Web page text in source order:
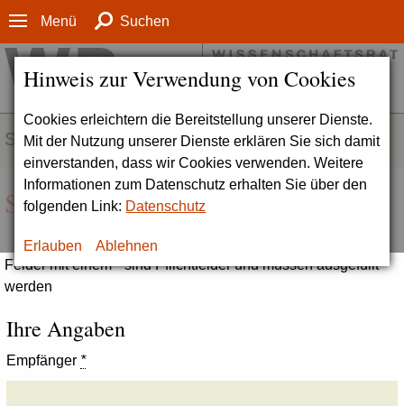
Hinweis zur Verwendung von Cookies
Cookies erleichtern die Bereitstellung unserer Dienste.
Mit der Nutzung unserer Dienste erklären Sie sich damit
einverstanden, dass wir Cookies verwenden. Weitere
Informationen zum Datenschutz erhalten Sie über den
folgenden Link: Datenschutz
Erlauben Ablehnen
Menü Suchen
SERVICE
Seite empfehlen
Felder mit einem * sind Pflichtfelder und müssen ausgefüllt
werden
Ihre Angaben
Empfänger *